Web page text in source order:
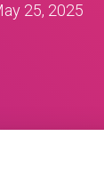
25, 2025